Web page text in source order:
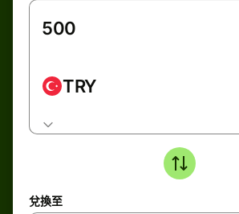
TRY
兌換至